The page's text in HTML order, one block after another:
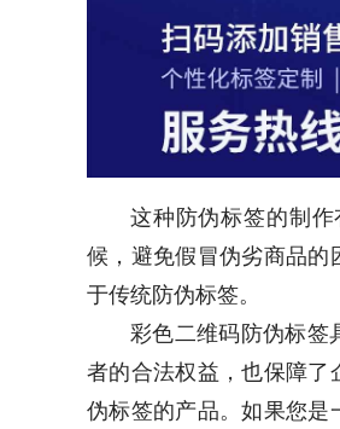
这种防伪标签的制
候，避免假冒伪劣商品
于传统防伪标签。
彩色二维码防伪标签
者的合法权益，也保障
伪标签的产品。如果您